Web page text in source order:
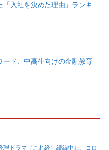
「入社を決めた理由」ランキ
ード、中高生向けの金融教育
理ドラマ（これ経）続編中止、コロ